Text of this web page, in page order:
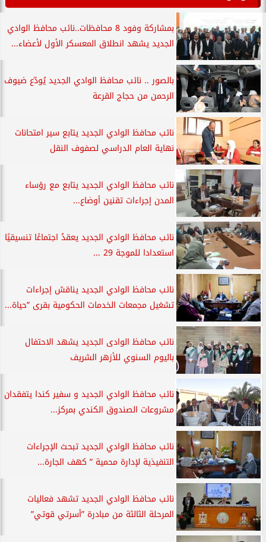
بمشاركة وفود 8 محافظات..نائب محافظ الوادي
الجديد يشهد انطلاق المعسكر الأول لأعضاء...
بالصور .. نائب محافظ الوادي الجديد يُودّع ضيوف
الرحمن من حجاج القرعة
نائب محافظ الوادي الجديد يتابع سير امتحانات
نهاية العام الدراسي لصفوف النقل
نائب محافظ الوادي الجديد يتابع مع رؤساء
المدن إجراءات تقنين أوضاع...
نائب محافظ الوادي الجديد يعقدُ اجتماعًا تنسيقيًا
استعدادا للموجة 29 ...
نائب محافظ الوادي الجديد يناقش إجراءات
تشغيل مجمعات الخدمات الحكومية بقرى ”حياة...
نائب محافظ الوادى الجديد يشهد الاحتفال
باليوم السنوي للأزهر الشريف
نائب محافظ الوادي الجديد و سفير كندا يتفقدان
مشروعات الصندوق الكندي بمركز...
نائب محافظ الوادي الجديد تبحث الإجراءات
التنفيذية لإدارة محمية ” كهف الجارة...
نائب محافظ الوادي الجديد تشهد فعاليات
المرحلة الثالثة من مبادرة ”أسرتي قوتي”